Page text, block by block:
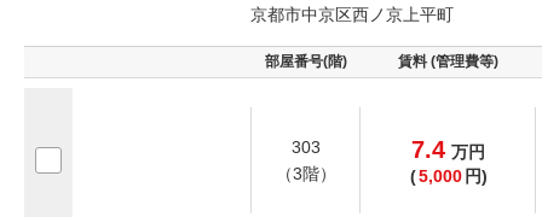
京都市中京区西ノ京上平町
部屋番号(階) 賃料 (管理費等)
303
（3階）
7.4 万円
(5,000 円)